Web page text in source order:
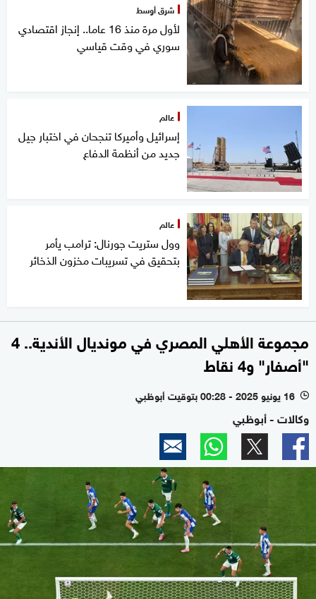
شرق أوسط
لأول مرة منذ 16 عاما.. إنجاز اقتصادي
سوري في وقت قياسي
عالم
إسرائيل وأميركا تنجحان في اختبار جيل
جديد من أنظمة الدفاع
عالم
وول ستريت جورنال: ترامب يأمر
بتحقيق في تسريبات مخزون الذخائر
مجموعة الأهلي المصري في مونديال الأندية.. 4
"أصفار" و4 نقاط
l 16 يونيو 2025 - 00:28 بتوقيت أبوظبي
وكالات - أبوظبي